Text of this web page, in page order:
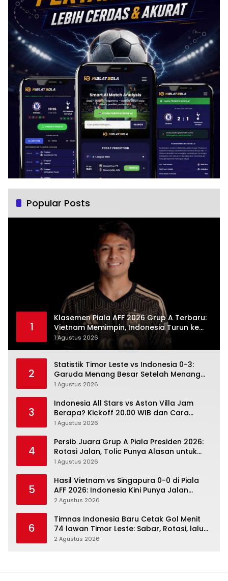
Popular Posts
1
Klasemen Piala AFF 2026 Grup A Terbaru:
Vietnam Memimpin, Indonesia Turun ke
Posisi Tiga
1 Agustus 2026
2
Statistik Timor Leste vs Indonesia 0-3:
Garuda Menang Besar Setelah Menang
Angka Lebih Dulu
1 Agustus 2026
3
Indonesia All Stars vs Aston Villa Jam
Berapa? Kickoff 20.00 WIB dan Cara
Nonton Resminya
1 Agustus 2026
4
Persib Juara Grup A Piala Presiden 2026:
Rotasi Jalan, Tolic Punya Alasan untuk
Percaya
1 Agustus 2026
5
Hasil Vietnam vs Singapura 0-0 di Piala
AFF 2026: Indonesia Kini Punya Jalan
Terbuka
2 Agustus 2026
6
Timnas Indonesia Baru Cetak Gol Menit
74 lawan Timor Leste: Sabar, Rotasi, lalu
Pecah
2 Agustus 2026